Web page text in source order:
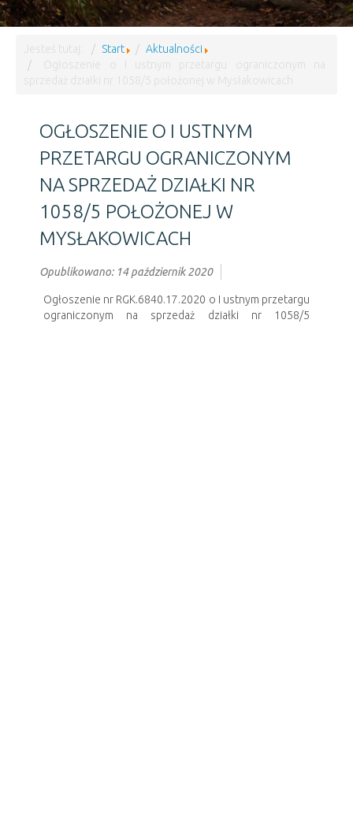
Jesteś tutaj: Start
Aktualności
Ogłoszenie o I ustnym przetargu ograniczonym na
sprzedaż działki nr 1058/5 położonej w Mysłakowicach
OGŁOSZENIE O I USTNYM
PRZETARGU OGRANICZONYM
NA SPRZEDAŻ DZIAŁKI NR
1058/5 POŁOŻONEJ W
MYSŁAKOWICACH
Opublikowano: 14 październik 2020
Ogłoszenie nr RGK.6840.17.2020 o I ustnym przetargu
ograniczonym na sprzedaż działki nr 1058/5